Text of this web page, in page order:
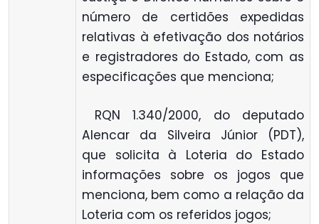
número de certidões expedidas
relativas à efetivação dos notários
e registradores do Estado, com as
especificações que menciona;
 RQN 1.340/2000, do deputado
Alencar da Silveira Júnior (PDT),
que solicita à Loteria do Estado
informações sobre os jogos que
menciona, bem como a relação da
Loteria com os referidos jogos;